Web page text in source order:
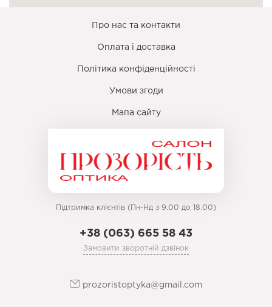
Про нас та контакти
Оплата і доставка
Політика конфіденційності
Умови згоди
Мапа сайту
Підтримка клієнтів (Пн-Нд з 9.00 до 18.00)
+38 (063) 665 58 43
Замовити зворотній дзвінок
prozoristoptyka@gmail.com